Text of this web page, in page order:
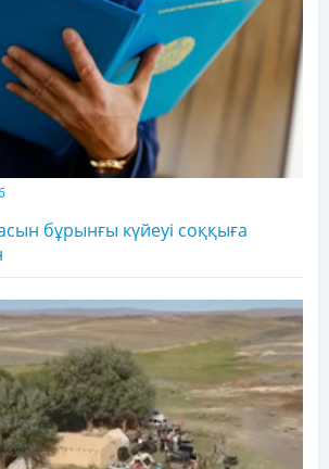
бұрынғы күйеуі соққыға